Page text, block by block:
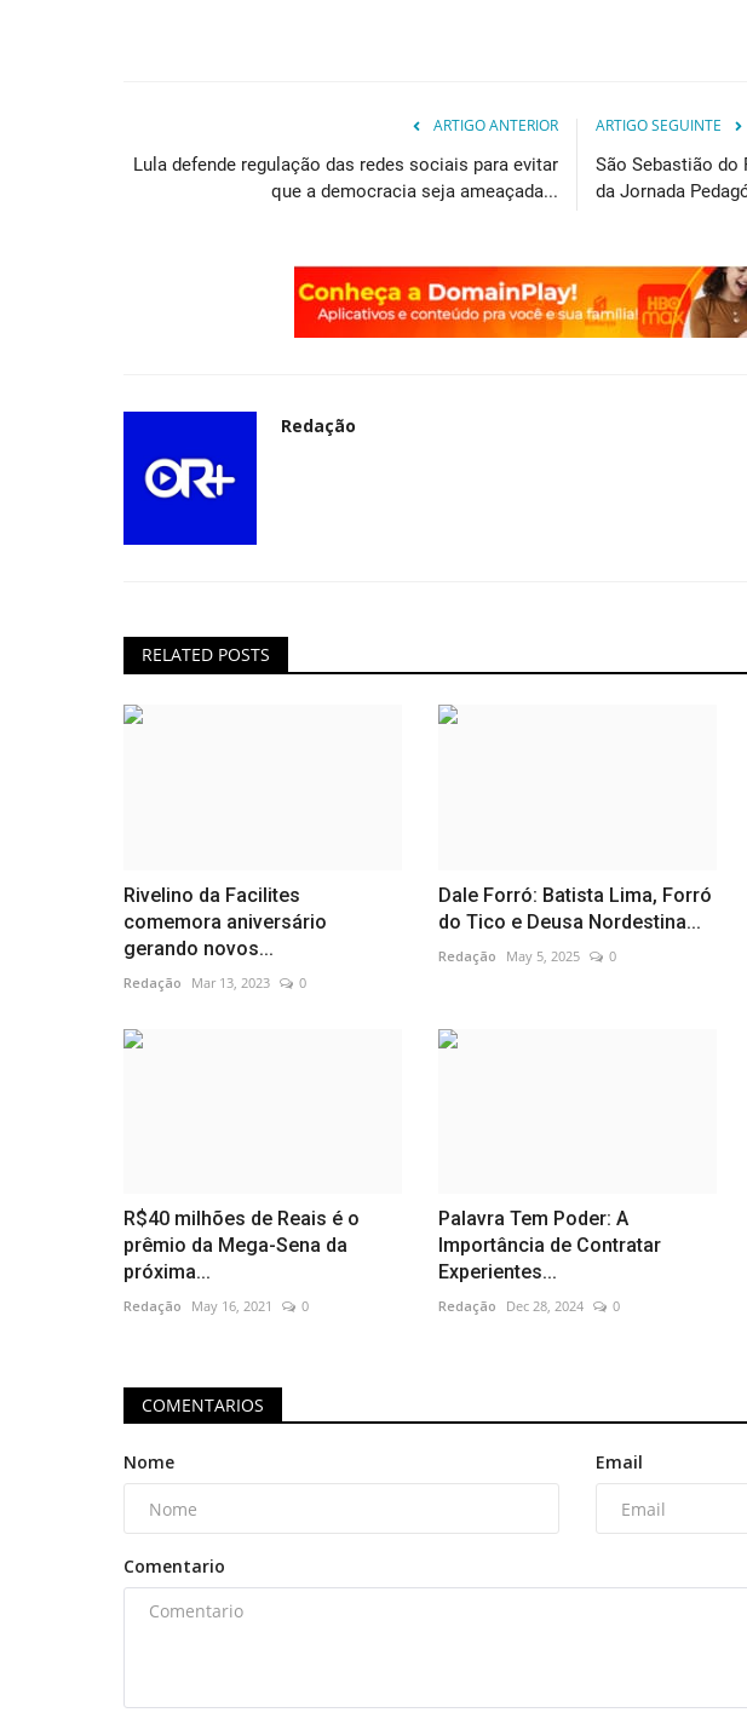
ARTIGO ANTERIOR
Lula defende regulação das redes sociais para evitar
que a democracia seja ameaçada...
ARTIGO SEGUINTE
São Sebastião do
da Jornada
Redação
RELATED POSTS
Rivelino da Facilites
comemora aniversário
gerando novos...
Redação Mar 13, 2023 0
Dale Forró: Batista Lima, Forró
do Tico e Deusa Nordestina...
Redação May 5, 2025 0
R$40 milhões de Reais é o
prêmio da Mega-Sena da
próxima...
Redação May 16, 2021 0
Palavra Tem Poder: A
Importância de Contratar
Experientes...
Redação Dec 28, 2024 0
COMENTARIOS
Nome Email
Comentario
dos ex-
Desempenho nas eleições coloca o PT
no Z4, segundo cúpula...
Redação
reforma ministerial Encontro...